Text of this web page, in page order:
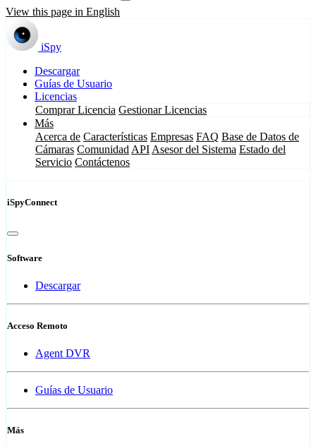
View this page in English
iSpy
Descargar
Guías de Usuario
Licencias
Comprar Licencia Gestionar Licencias
Más
Acerca de Características Empresas FAQ Base de Datos de
Cámaras Comunidad API Asesor del Sistema Estado del
Servicio Contáctenos
iSpyConnect
Software
Descargar
Acceso Remoto
Agent DVR
Guías de Usuario
Más